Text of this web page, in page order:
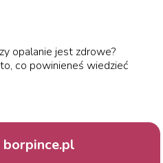
opalanie jest zdrowe?
co powinieneś wiedzieć
borpince.pl